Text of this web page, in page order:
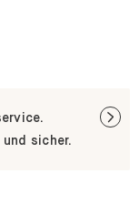
und sicher.